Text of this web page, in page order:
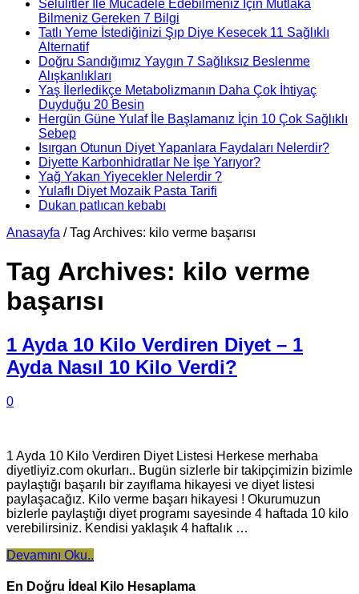
Selülitler İle Mücadele Edebilmeniz İçin Mutlaka
Bilmeniz Gereken 7 Bilgi
Tatlı Yeme İstediğinizi Şıp Diye Kesecek 11 Sağlıklı
Alternatif
Doğru Sandığımız Yaygın 7 Sağlıksız Beslenme
Alışkanlıkları
Yaş İlerledikçe Metabolizmanın Daha Çok İhtiyaç
Duyduğu 20 Besin
Hergün Güne Yulaf İle Başlamanız İçin 10 Çok Sağlıklı
Sebep
Isırgan Otunun Diyet Yapanlara Faydaları Nelerdir?
Diyette Karbonhidratlar Ne İşe Yarıyor?
Yağ Yakan Yiyecekler Nelerdir ?
Yulaflı Diyet Mozaik Pasta Tarifi
Dukan patlıcan kebabı
Anasayfa / Tag Archives: kilo verme başarısı
Tag Archives: kilo verme
başarısı
1 Ayda 10 Kilo Verdiren Diyet – 1
Ayda Nasıl 10 Kilo Verdi?
0
1 Ayda 10 Kilo Verdiren Diyet Listesi Herkese merhaba
diyetliyiz.com okurları.. Bugün sizlerle bir takipçimizin bizimle
paylaştığı başarılı bir zayıflama hikayesi ve diyet listesi
paylaşacağız. Kilo verme başarı hikayesi ! Okurumuzun
bizlerle paylaştığı diyet programı sayesinde 4 haftada 10 kilo
verebilirsiniz. Kendisi yaklaşık 4 haftalık …
Devamını Oku..
En Doğru İdeal Kilo Hesaplama